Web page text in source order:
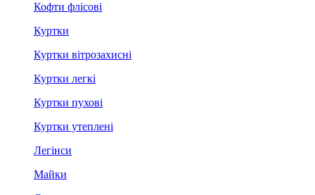
Кофти флісові
Куртки
Куртки вітрозахисні
Куртки легкі
Куртки пухові
Куртки утеплені
Легінси
Майки